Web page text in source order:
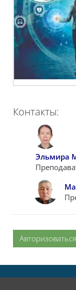
Контакты:
Эльмира
Авторизоваться